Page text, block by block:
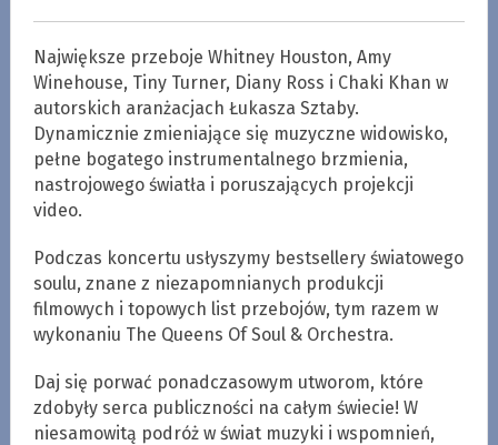
Największe przeboje Whitney Houston, Amy
Winehouse, Tiny Turner, Diany Ross i Chaki Khan w
autorskich aranżacjach Łukasza Sztaby.
Dynamicznie zmieniające się muzyczne widowisko,
pełne bogatego instrumentalnego brzmienia,
nastrojowego światła i poruszających projekcji
video.
Podczas koncertu usłyszymy bestsellery światowego
soulu, znane z niezapomnianych produkcji
filmowych i topowych list przebojów, tym razem w
wykonaniu The Queens Of Soul & Orchestra.
Daj się porwać ponadczasowym utworom, które
zdobyły serca publiczności na całym świecie! W
niesamowitą podróż w świat muzyki i wspomnień,